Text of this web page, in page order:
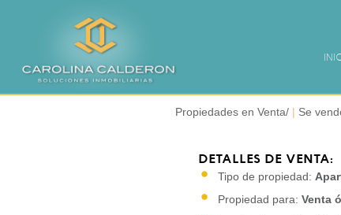
Propiedades en Venta/ | Se
DETALLES DE VENTA:
Tipo de propiedad:
Propiedad para:Venta